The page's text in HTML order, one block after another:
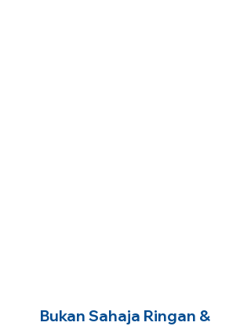
Bukan Sahaja Ringan &